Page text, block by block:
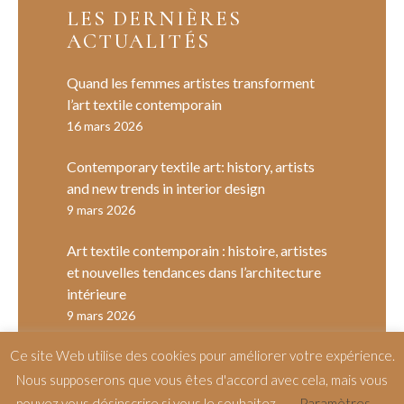
LES DERNIÈRES
ACTUALITÉS
Quand les femmes artistes transforment
l’art textile contemporain
16 mars 2026
Contemporary textile art: history, artists
and new trends in interior design
9 mars 2026
Art textile contemporain : histoire, artistes
et nouvelles tendances dans l’architecture
intérieure
9 mars 2026
Ce site Web utilise des cookies pour améliorer votre expérience.
Nous supposerons que vous êtes d'accord avec cela, mais vous